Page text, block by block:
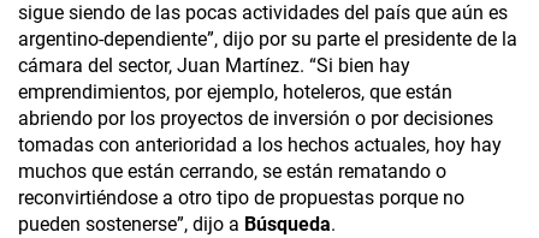
sigue siendo de las pocas actividades del país que aún es
argentino-dependiente”, dijo por su parte el presidente de la
cámara del sector, Juan Martínez. “Si bien hay
emprendimientos, por ejemplo, hoteleros, que están
abriendo por los proyectos de inversión o por decisiones
tomadas con anterioridad a los hechos actuales, hoy hay
muchos que están cerrando, se están rematando o
reconvirtiéndose a otro tipo de propuestas porque no
pueden sostenerse”, dijo a Búsqueda.